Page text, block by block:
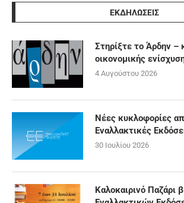
ΕΚΔΗΛΩΣΕΙΣ
Στηρίξτε το Άρδην –
οικονομικής
4 Αυγούστου 2026
Νέες κυκλοφορίες
Εναλλακτικές
30 Ιουλίου 2026
Καλοκαιρινό Παζάρι